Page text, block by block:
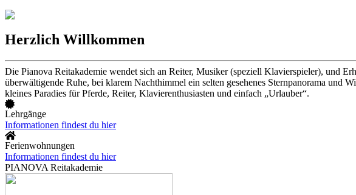
Herzlich Willkommen
Die Pianova Reitakademie wendet sich an Reiter, Musiker (speziell Klavierspieler), und
überwältigende Ruhe, bei klarem Nachthimmel ein selten gesehenes Sternpanorama und
kleines Paradies für Pferde, Reiter, Klavierenthusiasten und einfach „Urlauber“.
Lehrgänge
Informationen findest du hier
Ferienwohnungen
Informationen findest du hier
PIANOVA Reitakademie